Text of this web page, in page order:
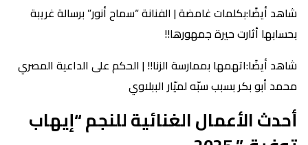
شاهد أيضًا:بكلمات غامضة | الفنانة “سماح أنور” برسالة غريبة
بحسابها أثارت حيرة جمهورها!!
شاهد أيضًا:اتهمها بممارسة الزنا!! | الحكم على الداعية المصري
محمد أبو بكر بسبب سبّه لميّار الببلاوي
أحدث الأعمال الغنائية للنجم “إيهاب